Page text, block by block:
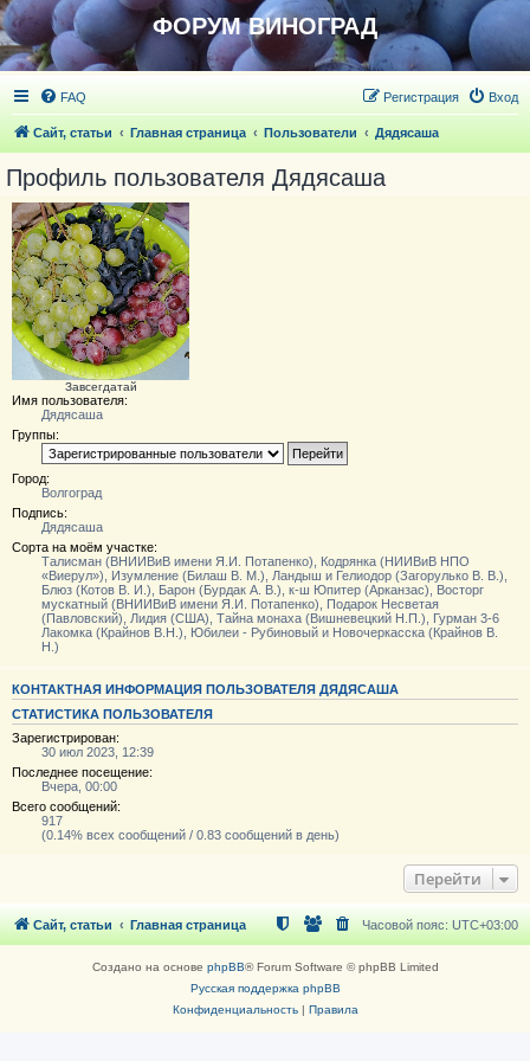
ФОРУМ ВИНОГРАД
FAQ Вход
Регистрация
Сайт, статьи Главная страница Пользователи Дядясаша
Профиль пользователя Дядясаша
Завсегдатай
Имя пользователя:
Дядясаша
Группы:
Город:
Волгоград
Подпись:
Дядясаша
Сорта на моём участке:
Талисман (ВНИИВиВ имени Я.И. Потапенко), Кодрянка (НИИВиВ НПО
«Виерул»), Изумление (Билаш В. М.), Ландыш и Гелиодор (Загорулько В. В.),
Блюз (Котов В. И.), Барон (Бурдак А. В.), к-ш Юпитер (Арканзас), Восторг
мускатный (ВНИИВиВ имени Я.И. Потапенко), Подарок Несветая
(Павловский), Лидия (США), Тайна монаха (Вишневецкий Н.П.), Гурман 3-6
Лакомка (Крайнов В.Н.), Юбилеи - Рубиновый и Новочеркасска (Крайнов В.
Н.)
КОНТАКТНАЯ ИНФОРМАЦИЯ ПОЛЬЗОВАТЕЛЯ ДЯДЯСАША
СТАТИСТИКА ПОЛЬЗОВАТЕЛЯ
Зарегистрирован:
30 июл 2023, 12:39
Последнее посещение:
Вчера, 00:00
Всего сообщений:
917
(0.14% всех сообщений / 0.83 сообщений в день)
Перейти
Сайт, статьи Главная страница Часовой пояс: UTC+03:00
Создано на основе phpBB® Forum Software © phpBB Limited
Русская поддержка phpBB
Конфиденциальность| Правила